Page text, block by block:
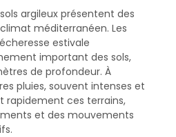
argileux présentent des
méditerranéen. Les
estivale
important des sols,
de profondeur. À
pluies, souvent intenses et
rapidement ces terrains,
et des mouvements